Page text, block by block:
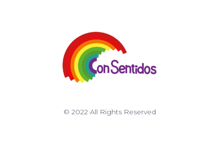
© 2022 All Rights Reserved